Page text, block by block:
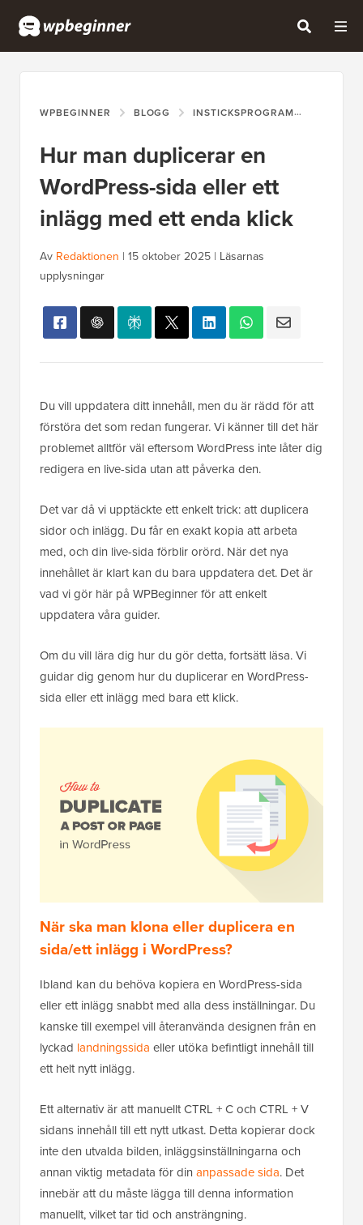
WPBEGINNER BLOGG INSTICKSPROGRAM
Hur man duplicerar en
WordPress-sida eller ett
inlägg med ett enda klick
Av Redaktionen | 15 oktober 2025 | Läsarnas
upplysningar
Du vill uppdatera ditt innehåll, men du är rädd för att
förstöra det som redan fungerar. Vi känner till det här
problemet alltför väl eftersom WordPress inte låter dig
redigera en live-sida utan att påverka den.
Det var då vi upptäckte ett enkelt trick: att duplicera
sidor och inlägg. Du får en exakt kopia att arbeta
med, och din live-sida förblir orörd. När det nya
innehållet är klart kan du bara uppdatera det. Det är
vad vi gör här på WPBeginner för att enkelt
uppdatera våra guider.
Om du vill lära dig hur du gör detta, fortsätt läsa. Vi
guidar dig genom hur du duplicerar en WordPress-
sida eller ett inlägg med bara ett klick.
När ska man klona eller duplicera en
sida/ett inlägg i WordPress?
Ibland kan du behöva kopiera en WordPress-sida
eller ett inlägg snabbt med alla dess inställningar. Du
kanske till exempel vill återanvända designen från en
lyckad landningssida eller utöka befintligt innehåll till
ett helt nytt inlägg.
Ett alternativ är att manuellt CTRL + C och CTRL + V
sidans innehåll till ett nytt utkast. Detta kopierar dock
inte den utvalda bilden, inläggsinställningarna och
annan viktig metadata för din anpassade sida. Det
innebär att du måste lägga till denna information
manuellt, vilket tar tid och ansträngning.